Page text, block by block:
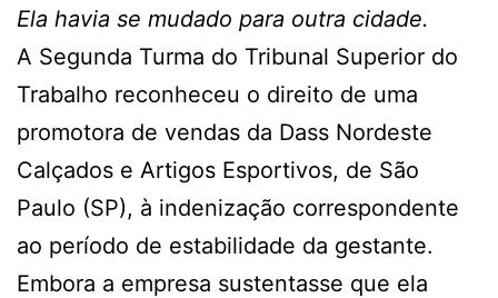
Ela havia se mudado para outra cidade.
A Segunda Turma do Tribunal Superior do
Trabalho reconheceu o direito de uma
promotora de vendas da Dass Nordeste
Calçados e Artigos Esportivos, de São
Paulo (SP), à indenização correspondente
ao período de estabilidade da gestante.
Embora a empresa sustentasse que ela